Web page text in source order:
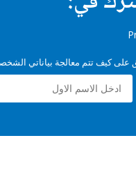
على كيف تتم معالجة بياناتي